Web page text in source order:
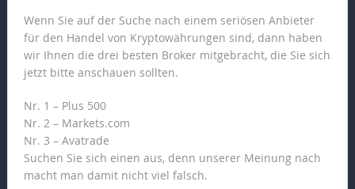
Wenn Sie auf der Suche nach einem seriösen Anbieter
für den Handel von Kryptowährungen sind, dann haben
wir Ihnen die drei besten Broker mitgebracht, die Sie sich
jetzt bitte anschauen sollten.
Nr. 1 – Plus 500
Nr. 2 – Markets.com
Nr. 3 – Avatrade
Suchen Sie sich einen aus, denn unserer Meinung nach
macht man damit nicht viel falsch.